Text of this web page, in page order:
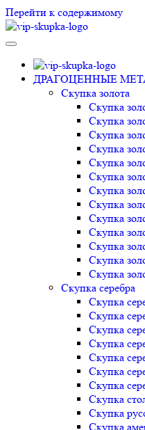
Перейти к содержимому
ДРАГОЦЕННЫЕ
Скупка золота
Скупка
Скупка
Скупка
Скупка
Скупка
Скупка
Скупка
Скупка
Скупка
Скупка
Скупка
Скупка
Скупка
Скупка серебра
Скупка
Скупка
Скупка
Скупка
Скупка
Скупка
Скупка
Скупка
Скупка
Скупка